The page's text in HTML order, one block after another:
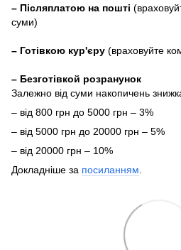
– Післяплатою на пошті
суми)
– Готівкою кур'єру (враховуйте
– Безготівкой розранунок
Залежно від суми накопичень
– від 800 грн до 5000 грн – 3%
– від 5000 грн до 20000 грн – 5%
– від 20000 грн – 10%
Докладніше за посиланням